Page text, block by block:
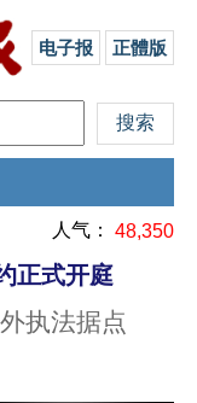
电子报 正體版
人气： 48,350
正式开庭
执法据点